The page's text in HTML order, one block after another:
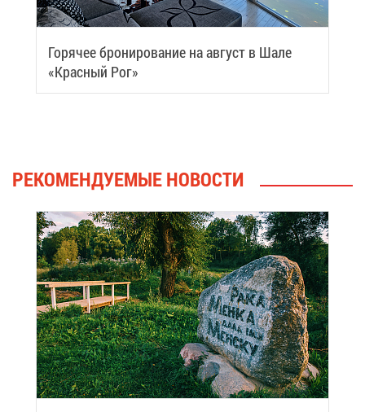
Го­ря­чее бро­ни­ро­ва­ние на ав­густ в Ша­ле
«Крас­ный Рог»
РЕ­КО­МЕН­ДУ­Е­МЫЕ НО­ВО­СТИ